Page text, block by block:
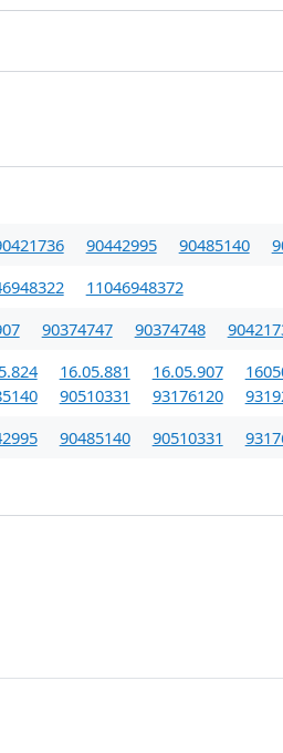
90442995 90485140
11046948372
90374747 90374748
16.05.881 16.05.907
90510331 93176120
90485140 90510331